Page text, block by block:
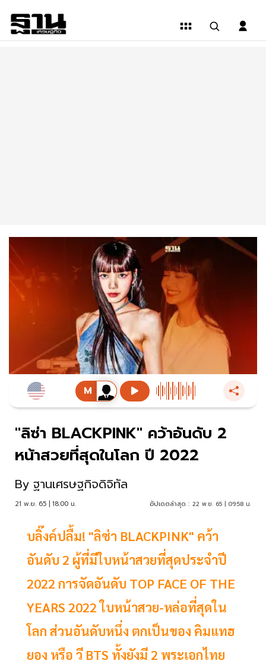
"ลิซ่า BLACKPINK" คว้าอันดับ 2
หน้าสวยที่สุดในโลก ปี 2022
By ฐานเศรษฐกิจดิจิทัล
21 พ.ย. 65 | 18:00 น. อัปเดตล่าสุด : 22 พ.ย. 65 | 09:58 น.
บลิ๊งค์ปลื้ม! "ลิซ่า BLACKPINK" คว้า
อันดับ 2 ผู้ที่มีใบหน้าสวยที่สุดประจำปี
2022 การจัดอันดับ TOP FACE OF THE
YEARS 2022 ใบหน้าสวย-หล่อที่สุดใน
โลก ส่วนอันดับหนึ่ง ตกเป็นของ คิมแทฮ
ยอง หรือ วี BTS ทั้งยังมี 2 พระเอกไทย